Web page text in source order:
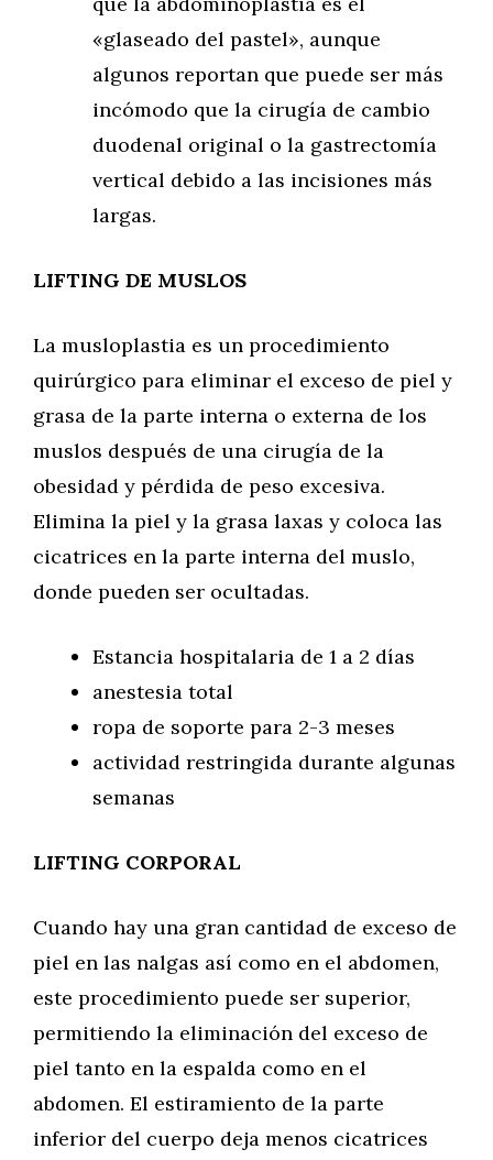
«glaseado del pastel», aunque
algunos reportan que puede ser más
incómodo que la cirugía de cambio
duodenal original o la gastrectomía
vertical debido a las incisiones más
largas.
LIFTING DE MUSLOS
La musloplastia es un procedimiento
quirúrgico para eliminar el exceso de piel y
grasa de la parte interna o externa de los
muslos después de una cirugía de la
obesidad y pérdida de peso excesiva.
Elimina la piel y la grasa laxas y coloca las
cicatrices en la parte interna del muslo,
donde pueden ser ocultadas.
Estancia hospitalaria de 1 a 2 días
anestesia total
ropa de soporte para 2-3 meses
actividad restringida durante algunas
semanas
LIFTING CORPORAL
Cuando hay una gran cantidad de exceso de
piel en las nalgas así como en el abdomen,
este procedimiento puede ser superior,
permitiendo la eliminación del exceso de
piel tanto en la espalda como en el
abdomen. El estiramiento de la parte
inferior del cuerpo deja menos cicatrices